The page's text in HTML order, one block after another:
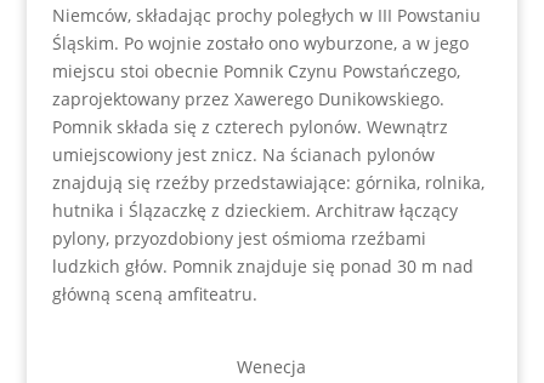
Niemców, składając prochy poległych w III Powstaniu
Śląskim. Po wojnie zostało ono wyburzone, a w jego
miejscu stoi obecnie Pomnik Czynu Powstańczego,
zaprojektowany przez Xawerego Dunikowskiego.
Pomnik składa się z czterech pylonów. Wewnątrz
umiejscowiony jest znicz. Na ścianach pylonów
znajdują się rzeźby przedstawiające: górnika, rolnika,
hutnika i Ślązaczkę z dzieckiem. Architraw łączący
pylony, przyozdobiony jest ośmioma rzeźbami
ludzkich głów. Pomnik znajduje się ponad 30 m nad
główną sceną amfiteatru.
Wenecja